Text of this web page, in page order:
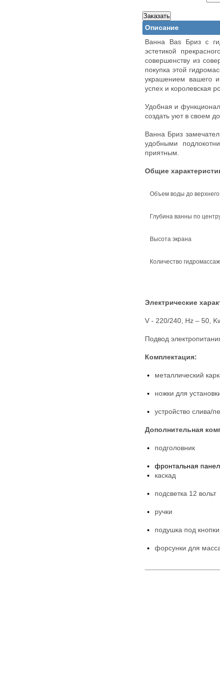
Описание
Ванна Bas Бриз с
эстетикой
совершенству из
покупка этой
украшением вашего
успех и королевская
Удобная и
создать уют в своем
Ванна Бриз
удобными
приятным.
Общие
Объем воды до верхнего
Глубина ванны по
Высота экрана
Количество
Электрические
V - 220/240, Hz – 50,
Подвод
Комплектация:
металлический
ножки для
устройство слива/
Дополнительная
подголовник
фронтальная
каскад
подсветка 12 вольт
ручки
подушка под
форсунки для